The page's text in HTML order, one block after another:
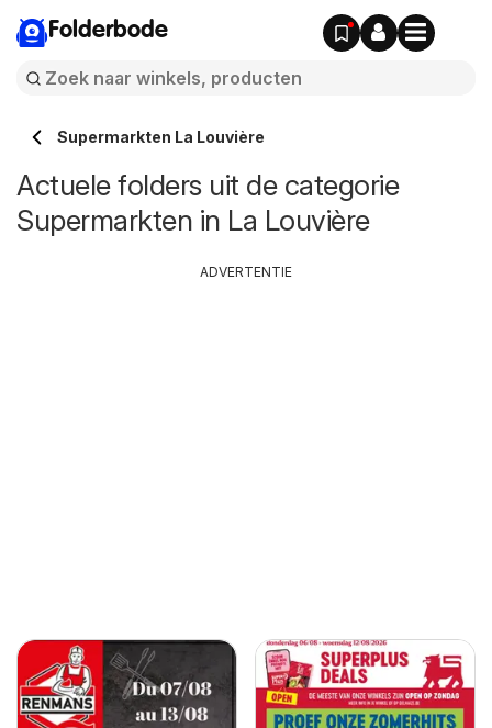
Folderbode
Supermarkten La Louvière
Actuele folders uit de categorie
Supermarkten in La Louvière
ADVERTENTIE